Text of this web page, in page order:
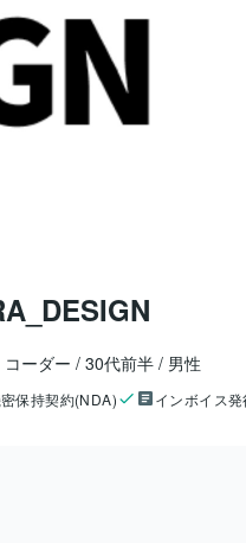
ーダー 30代前半 男性
保持契約(NDA) インボイス